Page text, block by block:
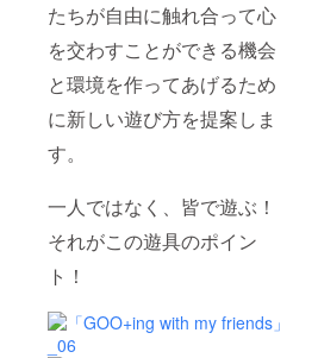
たちが自由に触れ合って心
を交わすことができる機会
と環境を作ってあげるため
に新しい遊び方を提案しま
す。
一人ではなく、皆で遊ぶ！
それがこの遊具のポイン
ト！